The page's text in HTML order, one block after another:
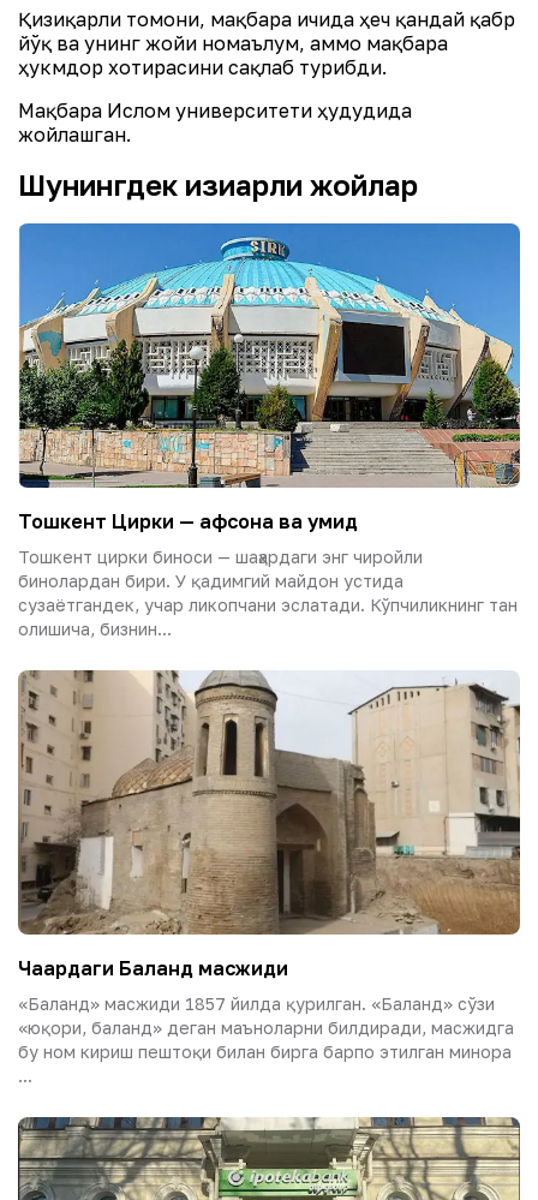
Қизиқарли томони, мақбара ичида ҳеч қандай қабр
йўқ ва унинг жойи номаълум, аммо мақбара
ҳукмдор хотирасини сақлаб турибди.
Мақбара Ислом университети ҳудудида
жойлашган.
Шунингдек қизиқарли жойлар
Тошкент Цирки — афсона ва умид
Тошкент цирки биноси — шаҳардаги энг чиройли
бинолардан бири. У қадимгий майдон устида
сузаётгандек, учар ликопчани эслатади. Кўпчиликнинг тан
олишича, бизнин...
Чақардаги Баланд масжиди
«Баланд» масжиди 1857 йилда қурилган. «Баланд» сўзи
«юқори, баланд» деган маъноларни билдиради, масжидга
бу ном кириш пештоқи билан бирга барпо этилган минора
...